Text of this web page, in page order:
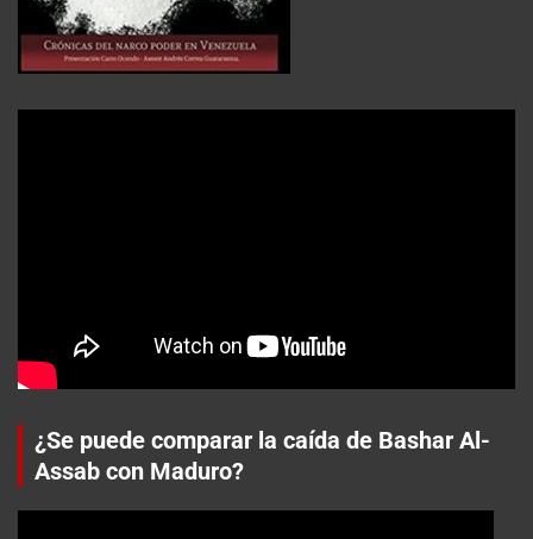
¿Se puede comparar la caída de Bashar Al-
Assab con Maduro?